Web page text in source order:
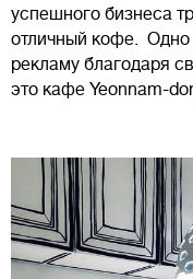
успешного бизнеса
отличный кофе. Одно
рекламу благодаря
это кафе Yeonnam-